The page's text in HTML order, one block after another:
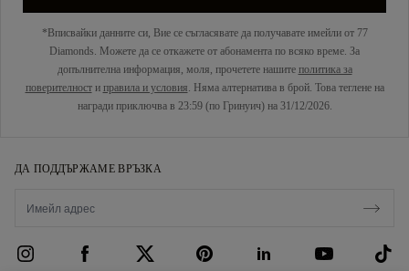
*Вписвайки данните си, Вие се съгласявате да получавате имейли от 77
Diamonds. Можете да се откажете от абонамента по всяко време. За
допълнителна информация, моля, прочетете нашите политика за
поверителности правила и условия. Няма алтернатива в брой. Това теглене на
награди приключва в 23:59 (по Гринуич) на 31/12/2026.
ДА ПОДДЪРЖАМЕ ВРЪЗКА